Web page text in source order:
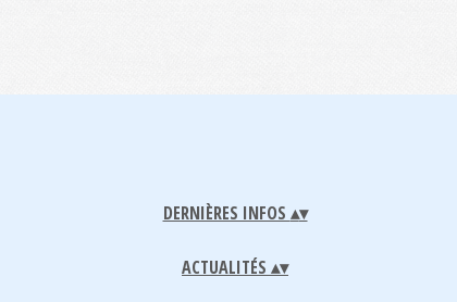
DERNIÈRES INFOS ▴▾
ACTUALITÉS ▴▾